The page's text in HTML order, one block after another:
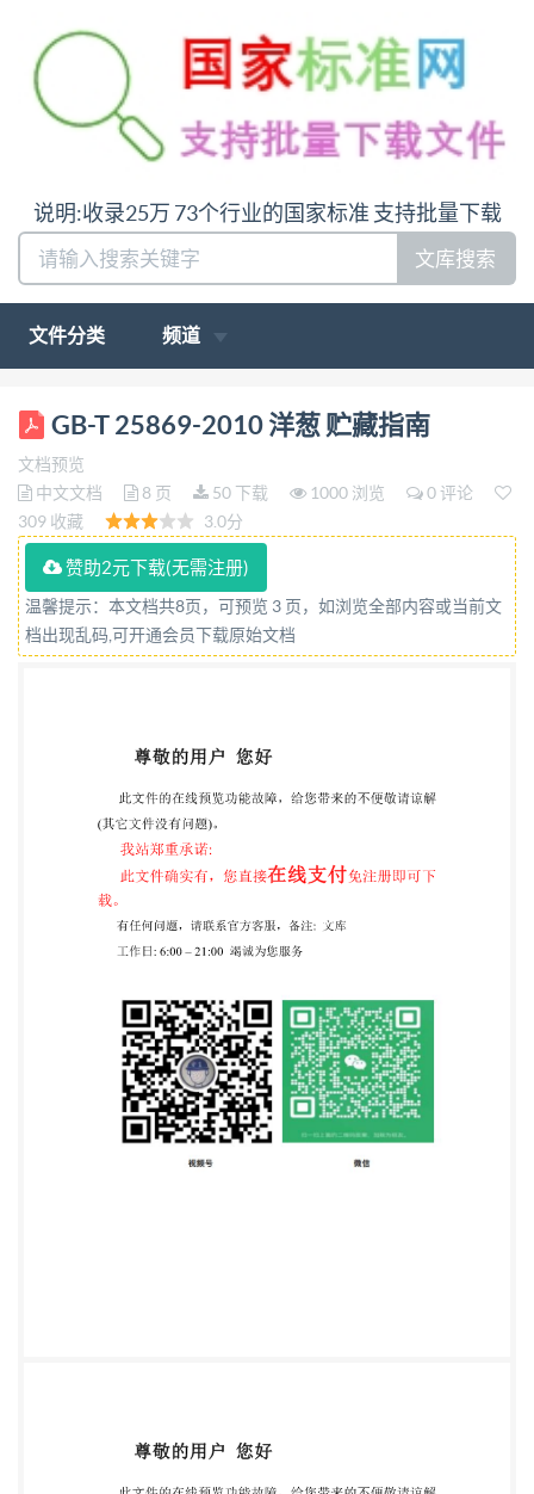
说明:收录25万 73个行业的国家标准 支持批量下载
文库搜索
文件分类 频道
ICS 67. 040 X 08 GB 中华人民共和国国家标准
GB/T25869—2010/ISO1673:1991 洋葱 贮藏指南
Onions--Guide to storage (ISO1673:1991,IDT) 2011-
01-10发布 2011-06-01实施 中华人民共和国国家质量
监督检验检疫总局 发布 中国国家标准化管理委员会
GB/T25869-2010/ISO1673:1991 前 本标准按照
GB/T1.1一2009给出的规则起草 本标准等同采用
ISO1673：1991《洋葱 贮藏指南》（英文版），其
ISO1673：1991的前言和引言； 用“本标准”代替“本
国际标准”； 一为便于在我国使用，对“5 其他贮藏方
法”的表述进行了修改； 对标点符号进行了删改。 本
标准由中国商业联合会提出并归口。 本标准起草单
位：中国商业联合会商业标准中心、中国蔬菜流通协
会、中国人民大学环境学院。 本标准主要起草人：宫
GB-T 25869-2010 洋葱 贮藏指南
文档预览
中文文档
8 页 50 下载 1000 浏览
0 评论
309 收藏
3.0分
赞助2元下载(无需注册)
温馨提示：本文档共8页，可预览 3 页，如浏览全部内容或当前文
档出现乱码,可开通会员下载原始文档